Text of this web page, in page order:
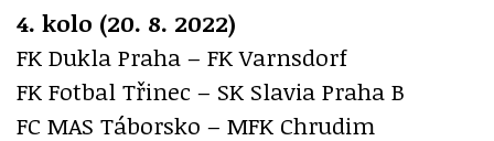
4. kolo (20. 8. 2022)
FK Dukla Praha – FK Varnsdorf
FK Fotbal Třinec – SK Slavia Praha B
FC MAS Táborsko – MFK Chrudim